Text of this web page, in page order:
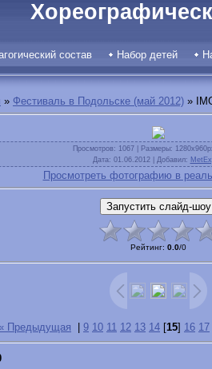
состав Набор детей
» Фестиваль в Подольске (май 2012) »
Просмотров: 1067 | Размеры:
Дата: 01.06.2012 | Добавил:
Просмотреть фотографию в
Рейтинг: 0.0/0
Предыдущая 9 10 11 12 13 14 [15] 16 17